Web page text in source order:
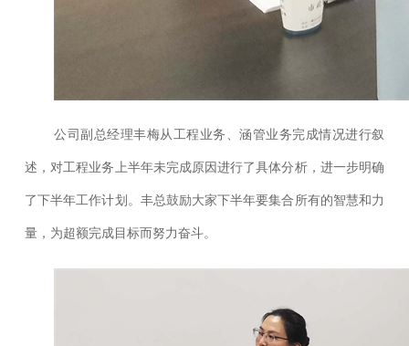
公司副总经理丰梅从工程业务、涵管业务完成情况进行叙
述，对工程业务上半年未完成原因进行了具体分析，进一步明确
了下半年工作计划。丰总鼓励大家下半年要集合所有的智慧和力
量，为超额完成目标而努力奋斗。